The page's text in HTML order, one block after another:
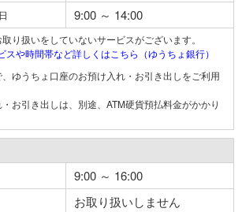
9:00 ～ 14:00
り扱いをしていないサービスがございます。
スや時間帯など詳しくはこちら（ゆうちょ銀行）
ゆうちょ口座のお預け入れ・お引き出しをご利用
お引き出しは、別途、ATM硬貨預払料金がかかり
9:00 ～ 16:00
お取り扱いしません